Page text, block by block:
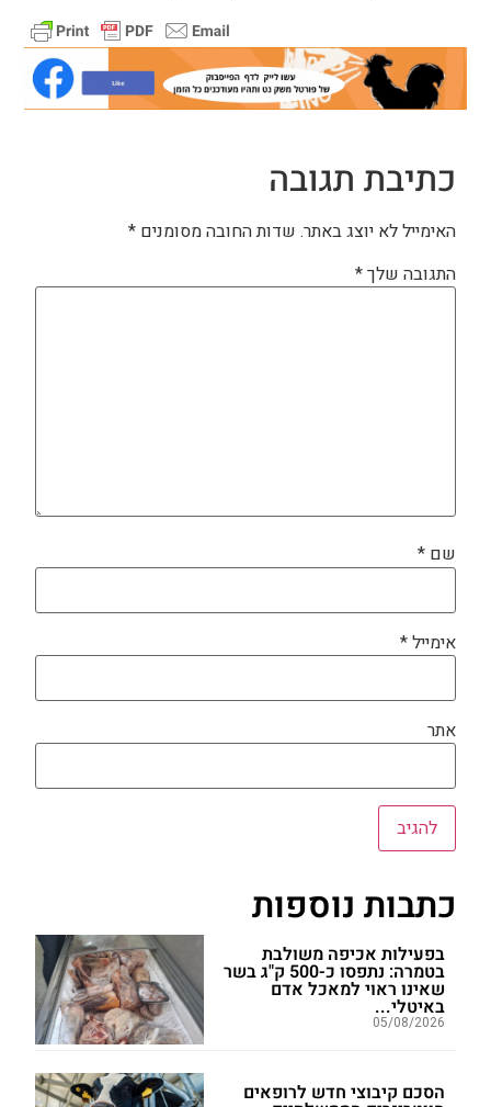
כתיבת תגובה
האימייל לא יוצג באתר. שדות החובה מסומנים *
התגובה שלך*
שם *
אימייל*
אתר
כתבות נוספות
בפעילות אכיפה משולבת
בטמרה: נתפסו כ-500 ק"ג בשר
שאינו ראוי למאכל אדם
באיטלי...
05/08/2026
הסכם קיבוצי חדש לרופאים